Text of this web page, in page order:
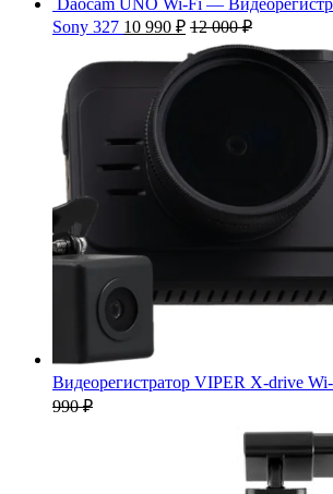
Daocam UNO Wi-Fi —
Sony 327 10 990 ₽ 12 000₽
Видеорегистратор VIPER X-drive
990₽